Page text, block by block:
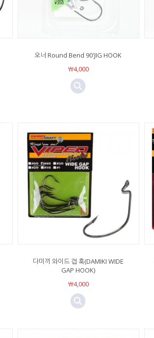
오너 Round Bend 90'JIG HOOK
￦4,000
다미끼 와이드 갭 훅(DAMIKI WIDE
GAP HOOK)
￦4,000